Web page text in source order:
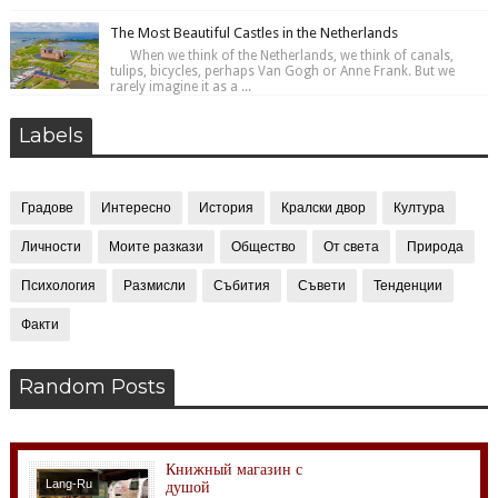
The Most Beautiful Castles in the Netherlands
When we think of the Netherlands, we think of canals,
tulips, bicycles, perhaps Van Gogh or Anne Frank. But we
rarely imagine it as a ...
Labels
Градове Интересно История Кралски двор Култура
Личности Моите разкази Общество От света Природа
Психология Размисли Събития Съвети Тенденции
Факти
Random Posts
Lang-Ru
Книжный магазин с
душой